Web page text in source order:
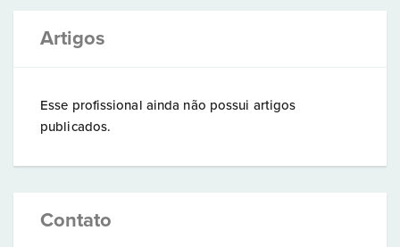
Artigos
Esse profissional ainda não possui artigos
publicados.
Contato